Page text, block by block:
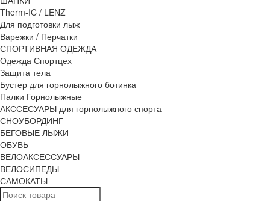
Therm-IC / LENZ
Для подготовки лыж
Варежки / Перчатки
СПОРТИВНАЯ ОДЕЖДА
Одежда Спортцех
Защита тела
Бустер для горнолыжного ботинка
Палки Горнолыжные
АКССЕСУАРЫ для горнолыжного спорта
СНОУБОРДИНГ
БЕГОВЫЕ ЛЫЖИ
ОБУВЬ
ВЕЛОАКСЕССУАРЫ
ВЕЛОСИПЕДЫ
САМОКАТЫ